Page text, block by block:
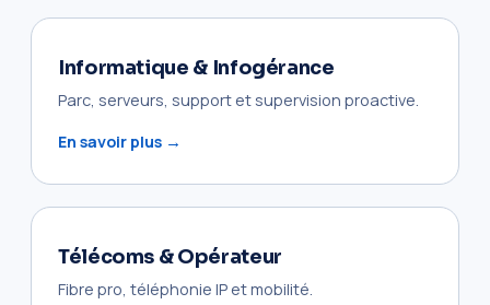
Informatique & Infogérance
Parc, serveurs, support et supervision proactive.
En savoir plus →
Télécoms & Opérateur
Fibre pro, téléphonie IP et mobilité.